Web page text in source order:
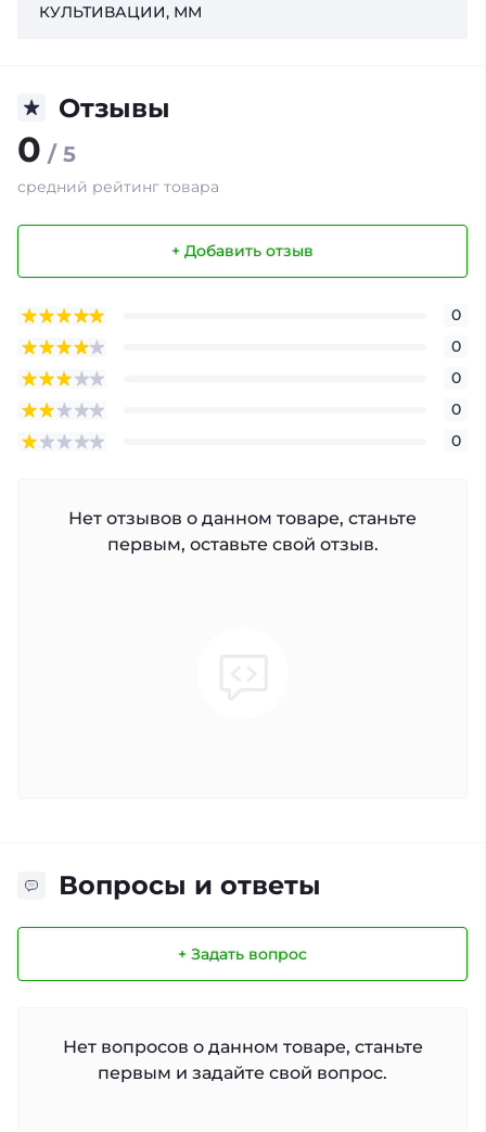
КУЛЬТИВАЦИИ, ММ
Отзывы
0 / 5
средний рейтинг товара
+ Добавить отзыв
0
0
0
0
0
Нет отзывов о данном товаре, станьте
первым, оставьте свой отзыв.
Вопросы и ответы
+ Задать вопрос
Нет вопросов о данном товаре, станьте
первым и задайте свой вопрос.